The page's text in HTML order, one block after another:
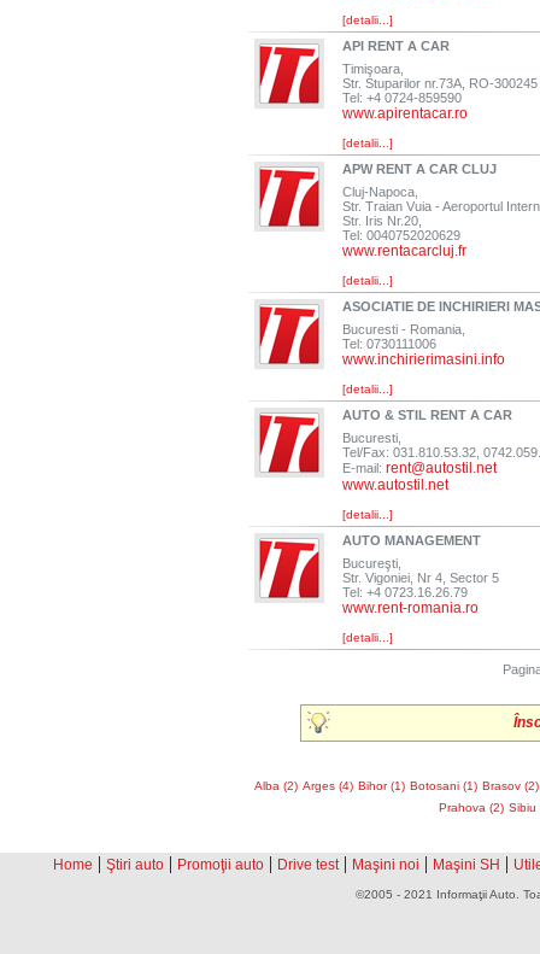
[detalii...]
API RENT A CAR
Timişoara,
Str. Stuparilor nr.73A, RO-300245
Tel: +4 0724-859590
www.apirentacar.ro
[detalii...]
APW RENT A CAR CLUJ
Cluj-Napoca,
Str. Traian Vuia - Aeroportul
Str. Iris Nr.20,
Tel: 0040752020629
www.rentacarcluj.fr
[detalii...]
ASOCIATIE DE INCHIRIERI
Bucuresti - Romania,
Tel: 0730111006
www.inchirierimasini.info
[detalii...]
AUTO & STIL RENT A CAR
Bucuresti,
Tel/Fax: 031.810.53.32,
E-mail: rent@autostil.net
www.autostil.net
[detalii...]
AUTO MANAGEMENT
Bucureşti,
Str. Vigoniei, Nr 4, Sector 5
Tel: +4 0723.16.26.79
www.rent-romania.ro
[detalii...]
Alba (2) Arges (4) Bihor (1) Botosani (1) Brasov (2)
Prahova (2) Sibiu
Home | Ştiri auto | Promoţii auto | Drive test | Maşini noi | Maşini SH |
©2005 - 2021 Informaţii Auto.